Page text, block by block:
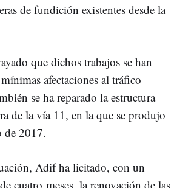
de fundición existentes desde la
que dichos trabajos se han
afectaciones al tráfico
se ha reparado la estructura
de la vía 11, en la que se produjo
de 2017.
Adif ha licitado, con un
cuatro meses, la renovación de las